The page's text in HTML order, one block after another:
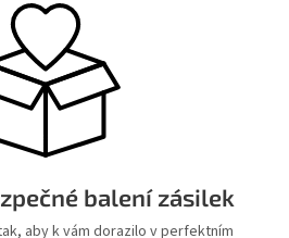
balení zásilek
aby k vám dorazilo v perfektním